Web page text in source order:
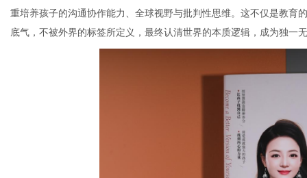
重培养孩子的沟通协作能力、全球视野与批判性思维。这不仅是教育
底气，不被外界的标签所定义，最终认清世界的本质逻辑，成为独一